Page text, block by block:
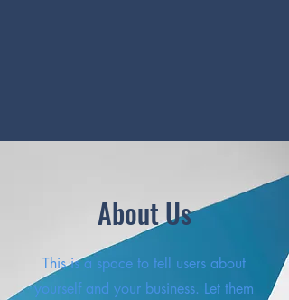
About Us
This is a space to tell users about
yourself and your business. Let them